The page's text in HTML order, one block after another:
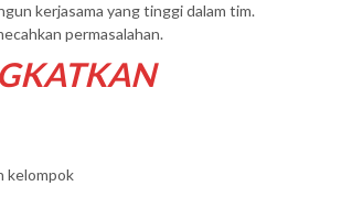
kerjasama yang tinggi dalam tim.
permasalahan.
kelompok